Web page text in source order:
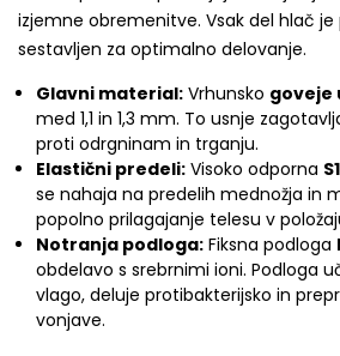
izjemne obremenitve. Vsak del hlač je
sestavljen za optimalno delovanje.
Glavni material: Vrhunsko goveje
med 1,1 in 1,3 mm. To usnje
proti odrgninam in trganju.
Elastični predeli: Visoko odporna
se nahaja na predelih mednožja in
popolno prilagajanje telesu v
Notranja podloga: Fiksna podloga
obdelavo s srebrnimi ioni. Podloga
vlago, deluje protibakterijsko in
vonjave.